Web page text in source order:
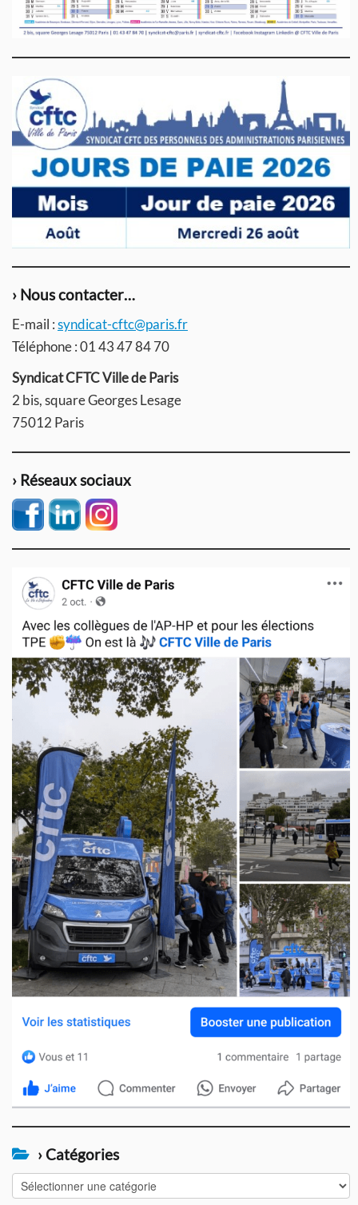
› Nous contacter…
E-mail :syndicat-cftc@paris.fr
Téléphone : 01 43 47 84 70
Syndicat CFTC Ville de Paris
2 bis, square Georges Lesage
75012 Paris
› Réseaux sociaux
› Catégories
Catégories